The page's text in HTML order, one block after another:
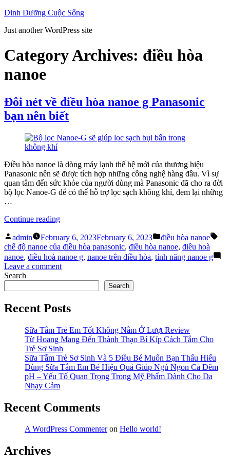
Skip
content
Dinh Dưỡng Cuộc Sống
Just another WordPress site
Category Archives: điều hòa
nanoe
Đôi nét về điều hòa nanoe g Panasonic
bạn nên biết
Điều hòa nanoe là dòng máy lạnh thế hệ mới của thương hiệu
Panasonic nên sẽ được tích hợp những công nghệ hàng đầu. Vì sự
quan tâm đến sức khỏe của người dùng mà Panasonic đã cho ra đời
bộ lọc Nanoe-G để có thể hỗ trợ lọc sạch không khí, đem lại những
…
Continue reading“Đôi
về
điều
hòa
nanoe
Panasonic
bạn
biết”
Posted
by
admin February 6, 2023February 6, 2023
Posted
in
điều hòa nanoe
chế độ nanoe của điều hòa panasonic, điều hòa nanoe, điều hoà
nanoe, điều hoà nanoe g, nanoe trên điều hòa, tính năng nanoe g
Leave a commenton
về
hòa
g
Panasonic
bạn
nên
biết
Search
Search
Recent Posts
Sữa Tắm Trẻ Em Tốt Không Nằm Ở Lượt Review
Từ Hoang Mang Đến Thành Thạo Bí Kíp Cách Tắm Cho
Trẻ Sơ Sinh
Sữa Tắm Trẻ Sơ Sinh Và 5 Điều Bé Muốn Bạn Thấu Hiểu
Dùng Sữa Tắm Em Bé Hiệu Quả Giúp Ngủ Ngon Cả Đêm
pH – Yếu Tố Quan Trọng Trong Mỹ Phẩm Dành Cho Da
Nhạy Cảm
Recent Comments
A WordPress Commenteron Hello world!
Archives